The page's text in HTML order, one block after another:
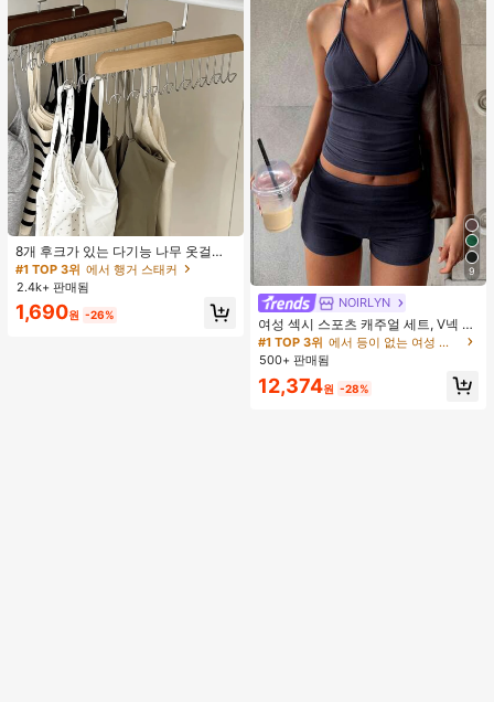
8개 후크가 있는 다기능 나무 옷걸이
360도 회전 옷장 수납 후크 랙 상의
조끼 및 의류용 공간 절약 정리대
#1 TOP 3위 에서 행거 스태커
2.4k+ 판매됨
1,690원 -26%
9
NOIRLYN
여성 섹시 스포츠 캐주얼 세트, V넥 상
의와 타이트 반바지 포함, 달리기, 피
트니스 및 기타 여름 우아한 행사에 적
#1 TOP 3위
거의 매진!
#1 TOP 3위
에서 등이 없는 여성 투피스 의상
거의 매진!
#1 TOP 3위
에서 등이 없는 여성 투피스 의상
거의 매진!
#1 TOP 3위
거의 매진!
500+ 판매됨
12,374원 -28%